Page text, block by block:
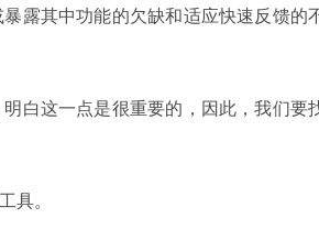
露其中功能的欠缺和适应快速反馈的
白这一点是很重要的，因此，我们要
具。